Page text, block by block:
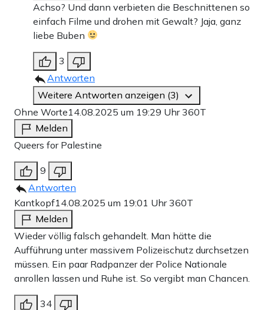
Achso? Und dann verbieten die Beschnittenen so
einfach Filme und drohen mit Gewalt? Jaja, ganz
liebe Buben
3
Antworten
Weitere Antworten anzeigen (3)
Ohne Worte14.08.2025 um 19:29 Uhr360T
Melden
Queers for Palestine
9
Antworten
Kantkopf14.08.2025 um 19:01 Uhr360T
Melden
Wieder völlig falsch gehandelt. Man hätte die
Aufführung unter massivem Polizeischutz durchsetzen
müssen. Ein paar Radpanzer der Police Nationale
anrollen lassen und Ruhe ist. So vergibt man Chancen.
34